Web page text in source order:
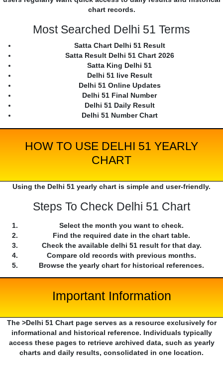
chart records.
Most Searched Delhi 51 Terms
Satta Chart Delhi 51 Result
Satta Result Delhi 51 Chart 2026
Satta King Delhi 51
Delhi 51 live Result
Delhi 51 Online Updates
Delhi 51 Final Number
Delhi 51 Daily Result
Delhi 51 Number Chart
HOW TO USE DELHI 51 YEARLY
CHART
Using the Delhi 51 yearly chart is simple and user-friendly.
Steps To Check Delhi 51 Chart
Select the month you want to check.
Find the required date in the chart table.
Check the available delhi 51 result for that day.
Compare old records with previous months.
Browse the yearly chart for historical references.
Important Information
The >Delhi 51 Chart page serves as a resource exclusively for
informational and historical reference. Individuals typically
access these pages to retrieve archived data, such as yearly
charts and daily results, consolidated in one location.